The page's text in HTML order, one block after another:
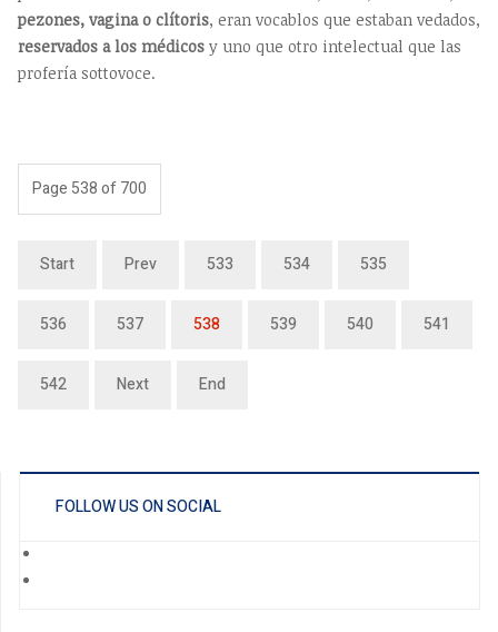
pezones, vagina o clítoris, eran vocablos que estaban vedados,
reservados a los médicos y uno que otro intelectual que las
profería sottovoce.
Page 538 of 700
Start Prev 533 534 535
536 537 538 539 540 541
542 Next End
FOLLOW US ON SOCIAL